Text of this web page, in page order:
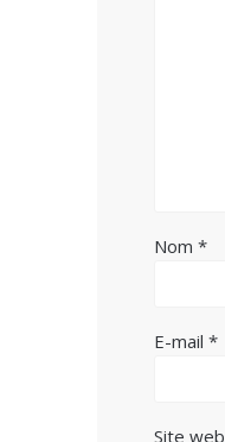
Nom*
E-mail*
Site web